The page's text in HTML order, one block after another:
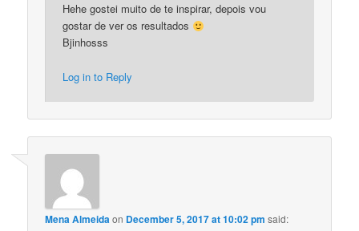
Hehe gostei muito de te inspirar, depois vou
gostar de ver os resultados
Bjinhosss
Log in to Reply
Mena Almeidaon December 5, 2017 at 10:02 pm said: